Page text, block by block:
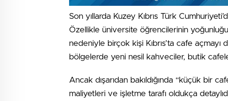
Son yıllarda Kuzey Kıbrıs Türk
Özellikle üniversite öğrencilerinin
nedeniyle birçok kişi Kıbrıs’ta cafe
bölgelerde yeni nesil kahveciler, butik
Ancak dışarıdan bakıldığında “küçük bir
maliyetleri ve işletme tarafı oldukça